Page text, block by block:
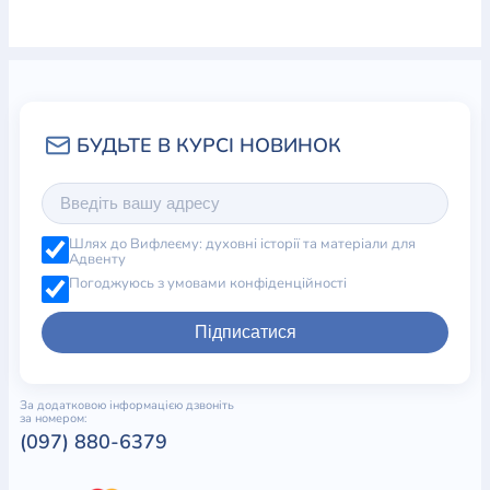
Шлях до Вифлеєму: духовні історії та матеріали для
Адвенту
Погоджуюсь з умовами конфіденційності
Підписатися
За додатковою інформацією дзвоніть
за номером:
(097) 880-6379